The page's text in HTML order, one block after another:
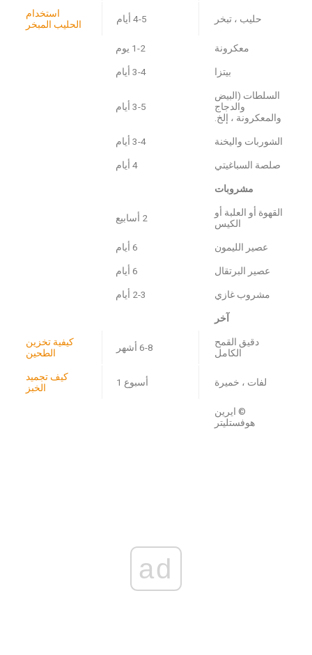
حليب ، تبخر 4-5 أيام
استخدام
الحليب المبخر
معكرونة 1-2 يوم
بيتزا 3-4 أيام
السلطات (البيض
والدجاج
والمعكرونة ، إلخ.
3-5 أيام
الشوربات واليخنة 3-4 أيام
صلصة السباغيتي 4 أيام
مشروبات
القهوة أو العلبة أو
الكيس
2 أسابيع
عصير الليمون 6 أيام
عصير البرتقال 6 أيام
مشروب غازي 2-3 أيام
آخر
دقيق القمح
الكامل
6-8 أشهر
كيفية تخزين
الطحين
لفات ، خميرة أسبوع 1
كيف تجميد
الخبز
© ايرين
هوفستليتر
ad